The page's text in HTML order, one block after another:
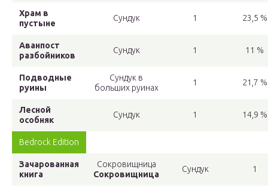
Храм в
пустыне
Сундук 1 23,5 %
Аванпост
разбойников
Сундук 1 11 %
Подводные
руины
Сундук в
больших руинах
1 21,7 %
Лесной
особняк
Сундук 1 14,9 %
Bedrock Edition
Зачарованная
книга
Сокровищница
Сокровищница
Сундук 1